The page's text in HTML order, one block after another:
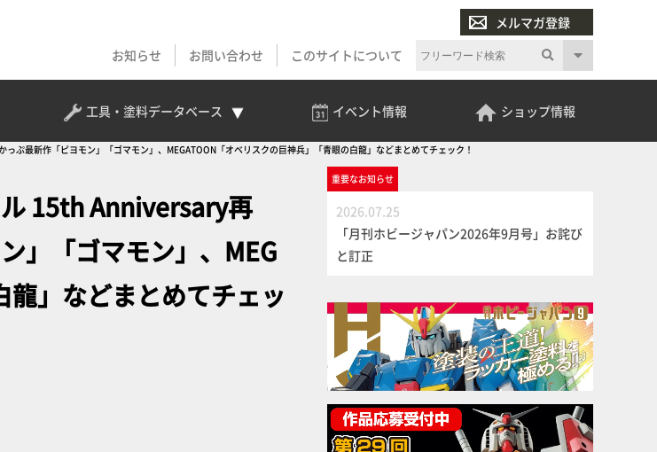
メルマガ登録
お知らせ
お問い合わせ このサイトについて
工具・塗料データベース イベント情報 ショップ情報
ぷ最新作「ピヨモン」「ゴマモン」、MEGATOON「オベリスクの巨神兵」「青眼の白龍」などまとめてチェック！
ル 15th Anniversary再
」「ゴマモン」、MEG
」などまとめてチェッ
重要なお知らせ
2026.07.25
「月刊ホビージャパン2026年9月号」お詫び
と訂正